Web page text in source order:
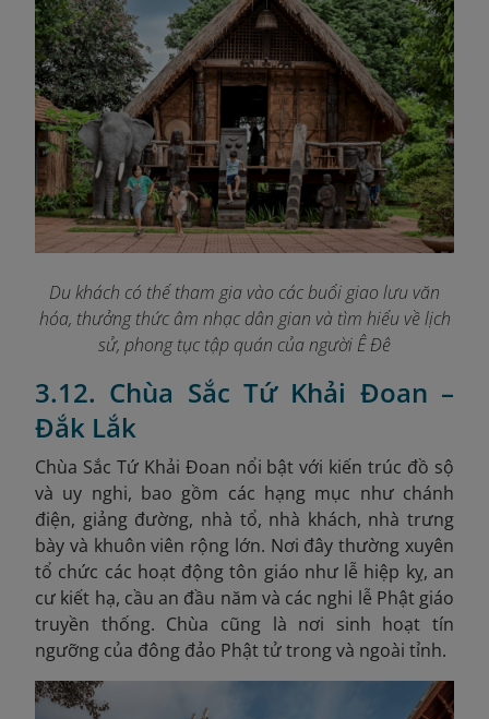
Du khách có thể tham gia vào các buổi giao lưu văn
hóa, thưởng thức âm nhạc dân gian và tìm hiểu về lịch
sử, phong tục tập quán của người Ê Đê
3.12. Chùa Sắc Tứ Khải Đoan –
Đắk Lắk
Chùa Sắc Tứ Khải Đoan nổi bật với kiến trúc đồ sộ
và uy nghi, bao gồm các hạng mục như chánh
điện, giảng đường, nhà tổ, nhà khách, nhà trưng
bày và khuôn viên rộng lớn. Nơi đây thường xuyên
tổ chức các hoạt động tôn giáo như lễ hiệp kỵ, an
cư kiết hạ, cầu an đầu năm và các nghi lễ Phật giáo
truyền thống. Chùa cũng là nơi sinh hoạt tín
ngưỡng của đông đảo Phật tử trong và ngoài tỉnh.